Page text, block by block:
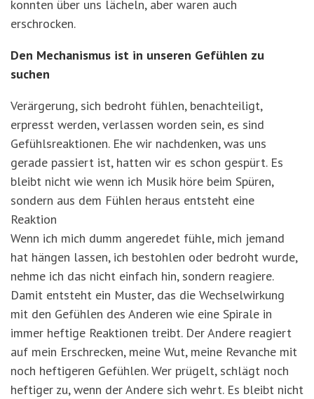
konnten über uns lächeln, aber waren auch
erschrocken.
Den Mechanismus ist in unseren Gefühlen zu
suchen
Verärgerung, sich bedroht fühlen, benachteiligt,
erpresst werden, verlassen worden sein, es sind
Gefühlsreaktionen. Ehe wir nachdenken, was uns
gerade passiert ist, hatten wir es schon gespürt. Es
bleibt nicht wie wenn ich Musik höre beim Spüren,
sondern aus dem Fühlen heraus entsteht eine
Reaktion
Wenn ich mich dumm angeredet fühle, mich jemand
hat hängen lassen, ich bestohlen oder bedroht wurde,
nehme ich das nicht einfach hin, sondern reagiere.
Damit entsteht ein Muster, das die Wechselwirkung
mit den Gefühlen des Anderen wie eine Spirale in
immer heftige Reaktionen treibt. Der Andere reagiert
auf mein Erschrecken, meine Wut, meine Revanche mit
noch heftigeren Gefühlen. Wer prügelt, schlägt noch
heftiger zu, wenn der Andere sich wehrt. Es bleibt nicht